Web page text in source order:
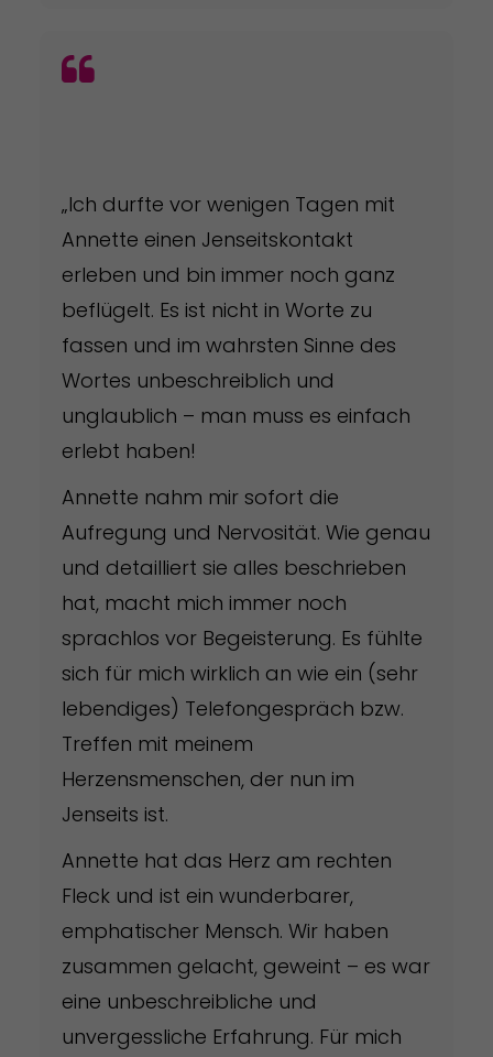
„Ich durfte vor wenigen Tagen mit
Annette einen Jenseitskontakt
erleben und bin immer noch ganz
beflügelt. Es ist nicht in Worte zu
fassen und im wahrsten Sinne des
Wortes unbeschreiblich und
unglaublich – man muss es einfach
erlebt haben!
Annette nahm mir sofort die
Aufregung und Nervosität. Wie genau
und detailliert sie alles beschrieben
hat, macht mich immer noch
sprachlos vor Begeisterung. Es fühlte
sich für mich wirklich an wie ein (sehr
lebendiges) Telefongespräch bzw.
Treffen mit meinem
Herzensmenschen, der nun im
Jenseits ist.
Annette hat das Herz am rechten
Fleck und ist ein wunderbarer,
emphatischer Mensch. Wir haben
zusammen gelacht, geweint – es war
eine unbeschreibliche und
unvergessliche Erfahrung. Für mich